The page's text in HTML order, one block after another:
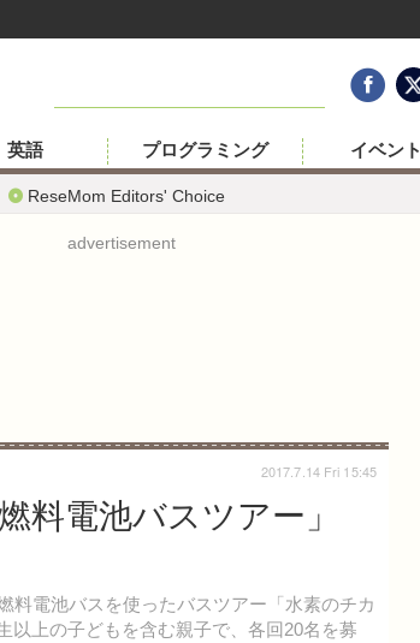
ReseMom Editors' Choice
英語 プログラミング イベント
advertisement
料電池バスツアー」
電池バスを使ったバスツアー「水素のチカ
以上の子どもを含む親子で、各回20名を募
2017.7.14 Fri 15:45